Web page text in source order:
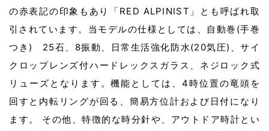
の赤表記の印象もあり「RED ALPINIST」とも呼ばれ取
引されています。当モデルの仕様としては、自動巻(手巻
つき) 25石、8振動、日常生活強化防水(20気圧)、サイ
クロップレンズ付ハードレックスガラス、ネジロック式
リューズとなります。機能としては、4時位置の竜頭を
回すと内転リングが回る、簡易方位計および日付になり
ます。 その他、特徴的な時分針や、アウトドア時計とい